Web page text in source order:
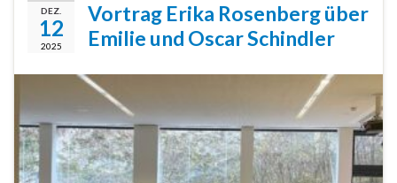
DEZ.
12
2025
Vortrag Erika Rosenberg über
Emilie und Oscar Schindler